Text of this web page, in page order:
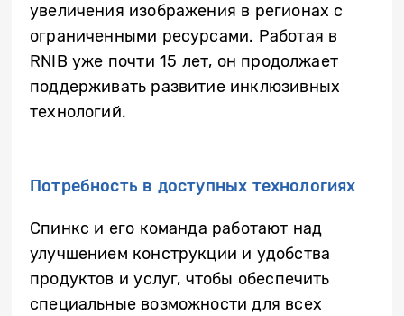
увеличения изображения в регионах с
ограниченными ресурсами. Работая в
RNIB уже почти 15 лет, он продолжает
поддерживать развитие инклюзивных
технологий.
Потребность в доступных технологиях
Спинкс и его команда работают над
улучшением конструкции и удобства
продуктов и услуг, чтобы обеспечить
специальные возможности для всех